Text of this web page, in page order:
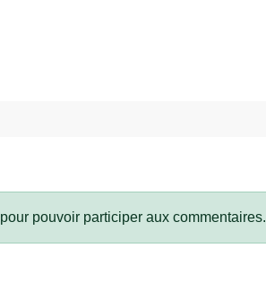
pour pouvoir participer aux commentaires.